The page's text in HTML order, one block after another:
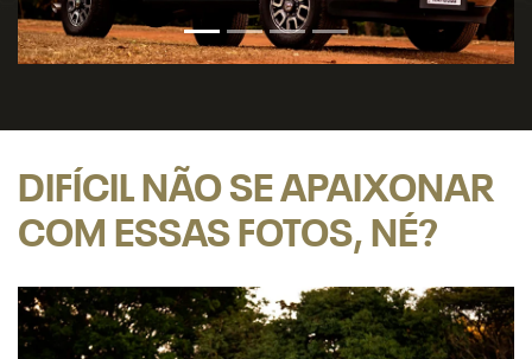
DIFÍCIL NÃO SE APAIXONAR
COM ESSAS FOTOS, NÉ?